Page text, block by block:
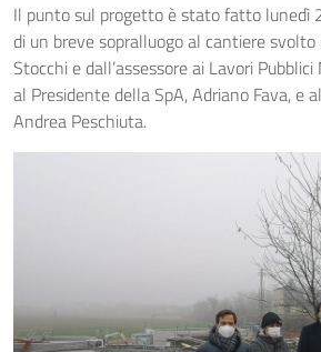
Il punto sul progetto è stato fatto lunedì
di un breve sopralluogo al cantiere
Stocchi e dall’assessore ai Lavori
al Presidente della SpA, Adriano Fava, e
Andrea Peschiuta.